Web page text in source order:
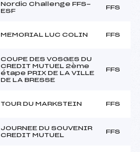
Nordic Challenge FFS-
ESF
FFS
MEMORIAL LUC COLIN FFS
C0UPE DES VOSGES DU
CREDIT MUTUEL 2ème
étape PRIX DE LA VILLE
DE LA BRESSE
FFS
TOUR DU MARKSTEIN FFS
JOURNEE DU SOUVENIR
CREDIT MUTUEL
FFS